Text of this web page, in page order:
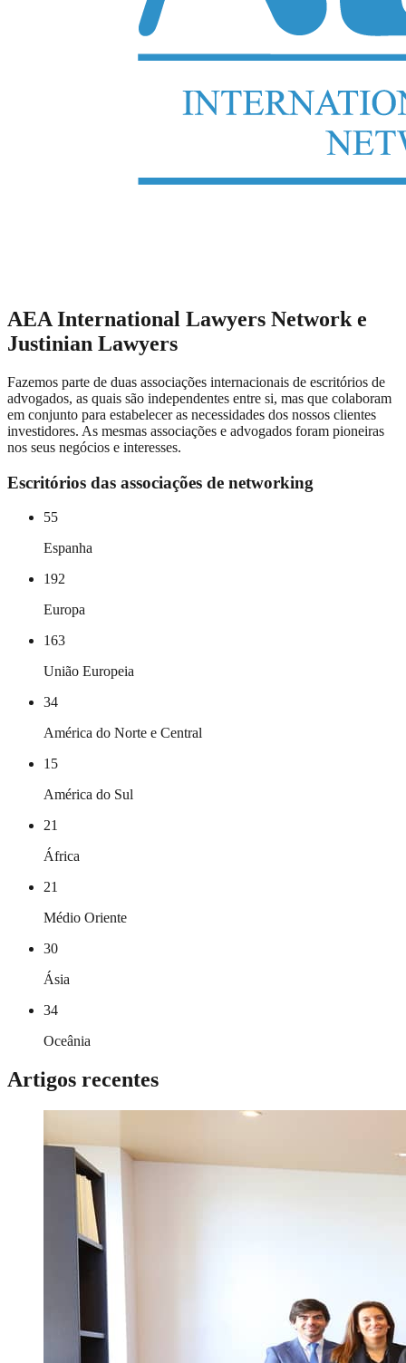
AEA International Lawyers Network e
Justinian Lawyers
Fazemos parte de duas associações internacionais de escritórios de
advogados, as quais são independentes entre si, mas que colaboram
em conjunto para estabelecer as necessidades dos nossos clientes
investidores. As mesmas associações e advogados foram pioneiras
nos seus negócios e interesses.
Escritórios das associações de networking
55
Espanha
192
Europa
163
União Europeia
34
América do Norte e Central
15
América do Sul
21
África
21
Médio Oriente
30
Ásia
34
Oceânia
Artigos recentes